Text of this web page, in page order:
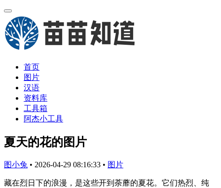
首页
图片
汉语
资料库
工具箱
阿杰小工具
夏天的花的图片
图小兔 • 2026-04-29 08:16:33 • 图片
藏在烈日下的浪漫，是这些开到荼蘼的夏花。它们热烈、纯